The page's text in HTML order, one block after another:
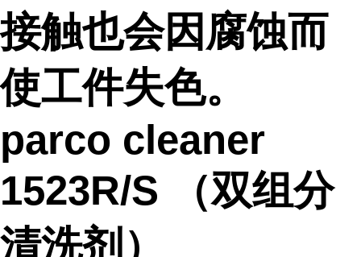
接触也会因腐蚀而
使工件失色。
parco cleaner
1523R/S （双组分
清洗剂）